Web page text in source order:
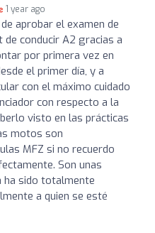
1 year ago
aprobar el examen de
conducir A2 gracias a
por primera vez en
el primer día, y a
con el máximo cuidado
con respecto a la
visto en las prácticas
motos son
MFZ si no recuerdo
Son unas
ha sido totalmente
a quien se esté